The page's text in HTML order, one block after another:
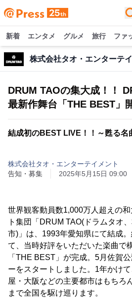
新着 エンタメ グルメ 旅行 ファ
株式会社タオ・エンターテ
DRUM TAOの集大成！！
最新作舞台「THE BEST」
結成初のBEST LIVE！！～甦る名
株式会社タオ・エンターテイメント
告知・募集
2025年5月15日 09:00
世界観客動員数1,000万人超えの
ト集団「DRUM TAO(ドラムタオ
市)」は、1993年愛知県にて結成
て、当時好評をいただいた楽曲で
「THE BEST」が完成。5月佐賀
ーをスタートしました。1年かけ
屋・大阪などの主要都市はもちろ
まで全国を駆け巡ります。